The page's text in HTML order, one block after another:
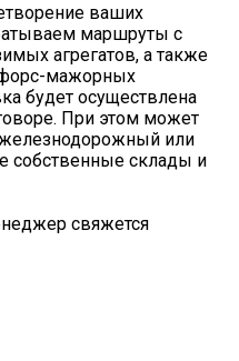
ваших
маршруты с
агрегатов, а также
мажорных
будет осуществлена
При этом может
или
собственные склады и
свяжется